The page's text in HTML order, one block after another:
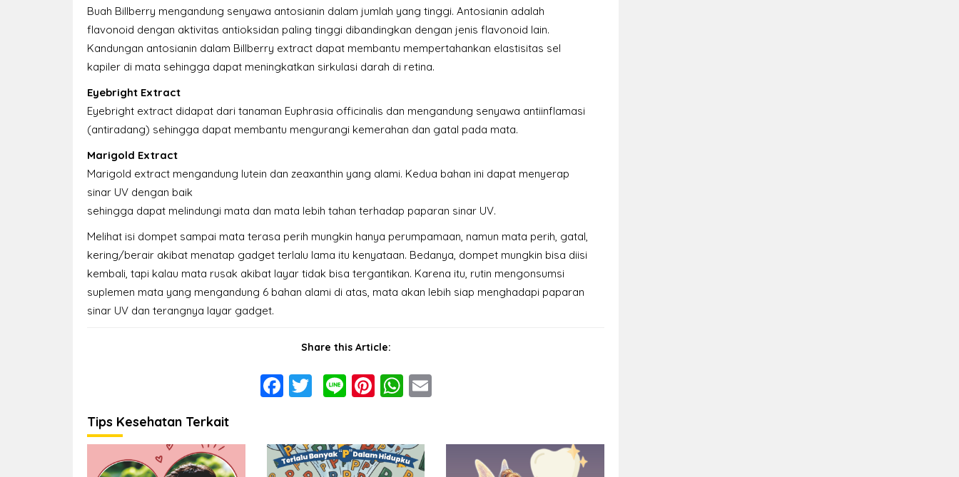
Buah Billberry mengandung senyawa antosianin dalam jumlah yang tinggi. Antosianin adalah
flavonoid dengan aktivitas antioksidan paling tinggi dibandingkan dengan jenis flavonoid lain.
Kandungan antosianin dalam Billberry extract dapat membantu mempertahankan elastisitas sel
kapiler di mata sehingga dapat meningkatkan sirkulasi darah di retina.
Eyebright Extract
Eyebright extract didapat dari tanaman Euphrasia officinalis dan mengandung senyawa antiinflamasi
(antiradang) sehingga dapat membantu mengurangi kemerahan dan gatal pada mata.
Marigold Extract
Marigold extract mengandung lutein dan zeaxanthin yang alami. Kedua bahan ini dapat menyerap
sinar UV dengan baik
sehingga dapat melindungi mata dan mata lebih tahan terhadap paparan sinar UV.
Melihat isi dompet sampai mata terasa perih mungkin hanya perumpamaan, namun mata perih, gatal,
kering/berair akibat menatap gadget terlalu lama itu kenyataan. Bedanya, dompet mungkin bisa diisi
kembali, tapi kalau mata rusak akibat layar tidak bisa tergantikan. Karena itu, rutin mengonsumsi
suplemen mata yang mengandung 6 bahan alami di atas, mata akan lebih siap menghadapi paparan
sinar UV dan terangnya layar gadget.
Share this Article:
Facebook
Twitter
LinePinterest
WhatsApp
Email
Tips Kesehatan Terkait